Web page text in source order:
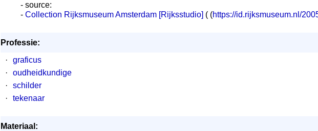
- source:
- Collection Rijksmuseum Amsterdam [Rijksstudio] ( (https://id.rijksmuseum.nl/
Professie:
·
graficus
·
oudheidkundige
·
schilder
·
tekenaar
Materiaal: